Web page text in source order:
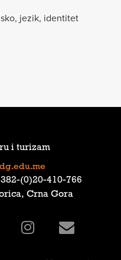
jezik, identitet
i turizam
(0)20-410-766‎
Crna Gora